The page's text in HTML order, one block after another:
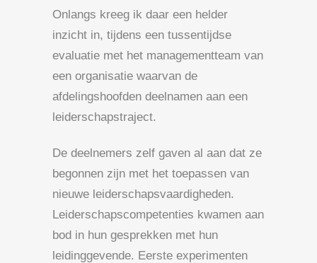
Onlangs kreeg ik daar een helder
inzicht in, tijdens een tussentijdse
evaluatie met het managementteam van
een organisatie waarvan de
afdelingshoofden deelnamen aan een
leiderschapstraject.
De deelnemers zelf gaven al aan dat ze
begonnen zijn met het toepassen van
nieuwe leiderschapsvaardigheden.
Leiderschapscompetenties kwamen aan
bod in hun gesprekken met hun
leidinggevende. Eerste experimenten